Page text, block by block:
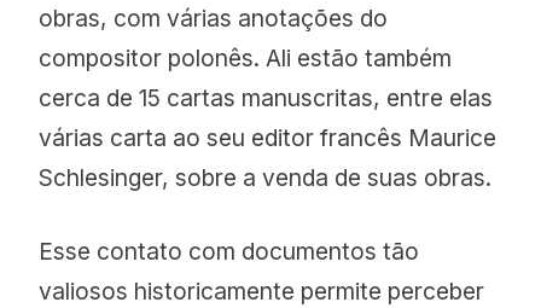
obras, com várias anotações do
compositor polonês. Ali estão também
cerca de 15 cartas manuscritas, entre elas
várias carta ao seu editor francês Maurice
Schlesinger, sobre a venda de suas obras.
Esse contato com documentos tão
valiosos historicamente permite perceber